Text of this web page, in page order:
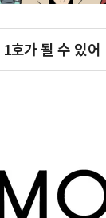
호가 될 수 있어